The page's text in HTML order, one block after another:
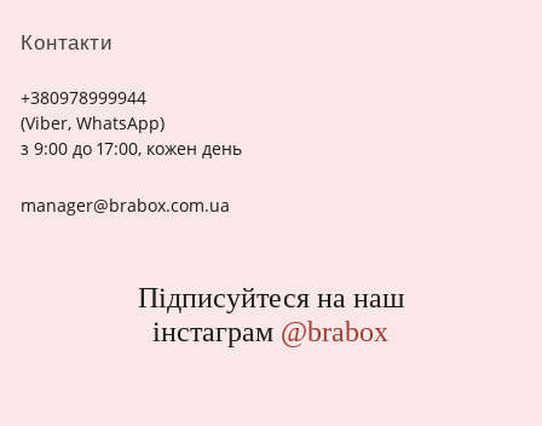
Контакти
+380978999944
(Viber, WhatsApp)
з 9:00 до 17:00, кожен день
manager@brabox.com.ua
Підписуйтеся на наш
інстаграм @brabox